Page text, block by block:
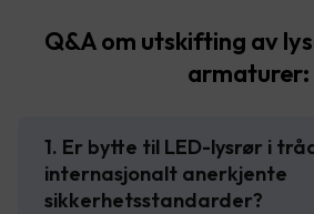
Q&A om utskifting av
armaturer:
1. Er bytte til LED-lysrør i
internasjonalt anerkjente
sikkerhetsstandarder?